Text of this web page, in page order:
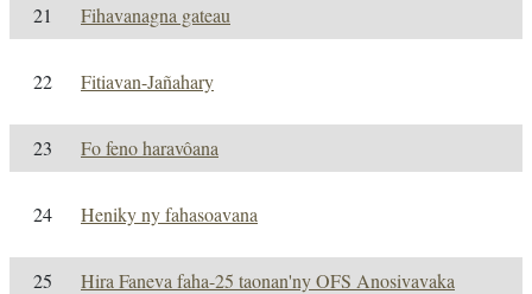
21 Fihavanagna gateau
22 Fitiavan-Jañahary
23 Fo feno haravôana
24 Heniky ny fahasoavana
25 Hira Faneva faha-25 taonan'ny OFS Anosivavaka